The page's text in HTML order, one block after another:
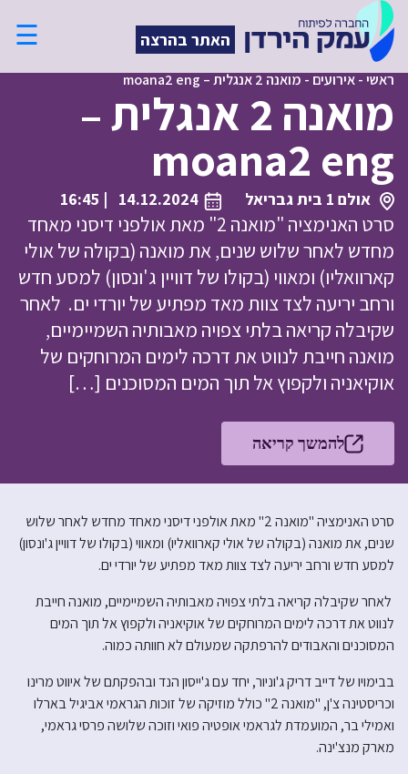
האתר בהרצה ☰
ראשי-אירועים - מואנה 2 אנגלית – moana2 eng
מואנה 2 אנגלית –
moana2 eng
אולם 1 בית גבריאל 14.12.2024
| 16:45
סרט האנימציה "מואנה 2" מאת אולפני דיסני מאחד
מחדש לאחר שלוש שנים, את מואנה (בקולה של אולי
קארוואליו) ומאווי (בקולו של דוויין ג'ונסון) למסע חדש
ורחב יריעה לצד צוות מאד מפתיע של יורדי ים. לאחר
שקיבלה קריאה בלתי צפויה מאבותיה השמיימיים,
מואנה חייבת לנווט את דרכה לימים המרוחקים של
אוקיאניה ולקפוץ אל תוך המים המסוכנים […]
להמשך קריאה
סרט האנימציה "מואנה 2" מאת אולפני דיסני מאחד מחדש לאחר שלוש
שנים, את מואנה (בקולה של אולי קארוואליו) ומאווי (בקולו של דוויין ג'ונסון)
למסע חדש ורחב יריעה לצד צוות מאד מפתיע של יורדי ים.
לאחר שקיבלה קריאה בלתי צפויה מאבותיה השמיימיים, מואנה חייבת
לנווט את דרכה לימים המרוחקים של אוקיאניה ולקפוץ אל תוך המים
המסוכנים והאבודים להרפתקה שמעולם לא חוותה כמוה.
בבימויו של דייב דריק ג'וניור, יחד עם ג'ייסון הנד ובהפקתם של איווט מרינו
וכריסטינה צ'ן, "מואנה 2" כולל מוזיקה של זוכות הגראמי אביגיל בארלו
ואמילי בר, המועמדת לגראמי אופטיה פואי וזוכה שלושה פרסי גראמי,
מארק מנצ'ינה.